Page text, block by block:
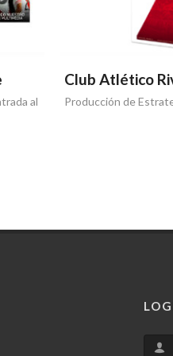
al
Club Atlético
Producción de